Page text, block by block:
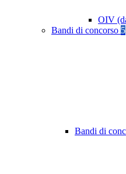
OIV
Bandi di concorso 5
Bandi di